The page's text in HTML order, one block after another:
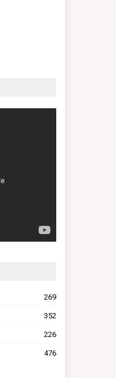
269
352
226
476